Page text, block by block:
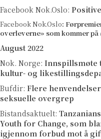
Facebook Nok.Oslo:
Facebook Nok.Oslo:
overleverne» som kommer på
August 2022
Nok. Norge: Innspillsmøte
kultur- og
Bufdir: Flere
seksuelle overgrep
Bistandsaktuelt:
Youth for Change, som
igjennom forbud mot å